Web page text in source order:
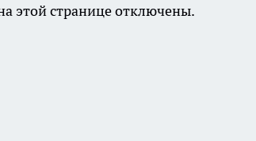
этой странице отключены.